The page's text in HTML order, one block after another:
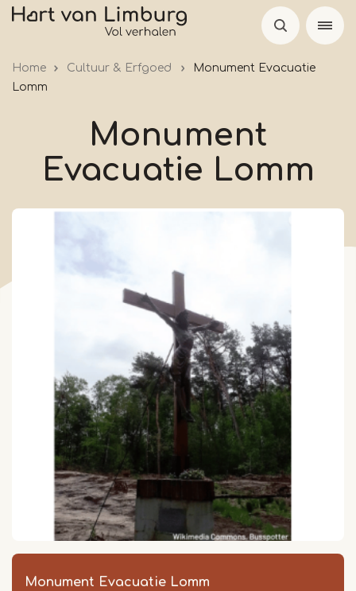
Overslaan
Home Cultuur & Erfgoed
Monument Evacuatie
Lomm
Monument
Evacuatie Lomm
Monument Evacuatie Lomm